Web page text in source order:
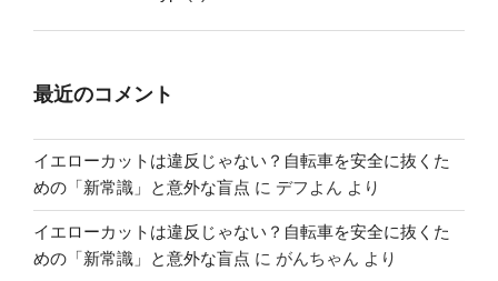
最近のコメント
イエローカットは違反じゃない？自転車を安全に抜くた
めの「新常識」と意外な盲点 に デフよん より
イエローカットは違反じゃない？自転車を安全に抜くた
めの「新常識」と意外な盲点 に がんちゃん より